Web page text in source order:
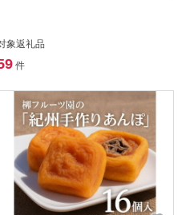
象返礼品
件